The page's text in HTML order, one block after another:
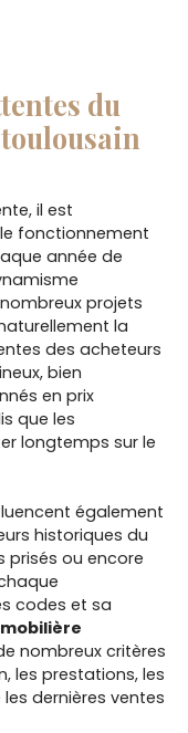
du
il est
fonctionnement
année de
projets
la
des acheteurs
bien
en prix
que les
longtemps sur le
également
historiques du
prisés ou encore
codes et sa
nombreux critères
les prestations, les
dernières ventes